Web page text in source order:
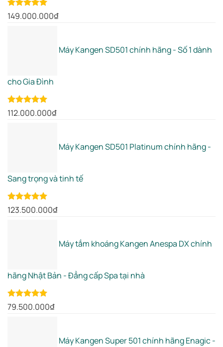
Rated5.00
out of 5
149.000.000₫
Máy Kangen SD501 chính hãng - Số 1 dành
cho Gia Đình
Rated5.00
out of 5
112.000.000₫
Máy Kangen SD501 Platinum chính hãng -
Sang trọng và tinh tế
Rated5.00
out of 5
123.500.000₫
Máy tắm khoáng Kangen Anespa DX chính
hãng Nhật Bản - Đẳng cấp Spa tại nhà
Rated5.00
out of 5
79.500.000₫
Máy Kangen Super 501 chính hãng Enagic -